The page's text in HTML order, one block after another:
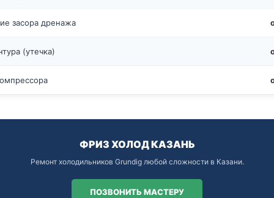
засора дренажа
(утечка)
ФРИЗ ХОЛОД КАЗАНЬ
Ремонт холодильников Grundig любой сложности в Казани.
ПОЗВОНИТЬ МАСТЕРУ